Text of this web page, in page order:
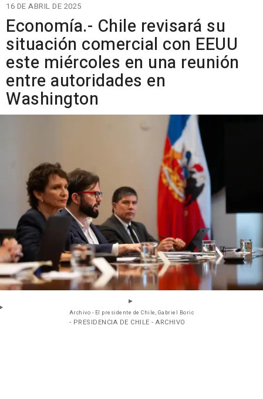
16 DE ABRIL DE 2025
Economía.- Chile revisará su
situación comercial con EEUU
este miércoles en una reunión
entre autoridades en
Washington
Archivo - El presidente de Chile, Gabriel Boric
- PRESIDENCIA DE CHILE - ARCHIVO